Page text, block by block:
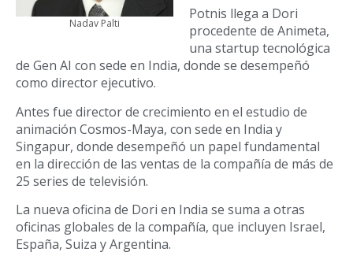
Nadav Palti
Potnis llega a Dori
procedente de Animeta,
una startup tecnológica
de Gen AI con sede en India, donde se desempeñó
como director ejecutivo.
Antes fue director de crecimiento en el estudio de
animación Cosmos-Maya, con sede en India y
Singapur, donde desempeñó un papel fundamental
en la dirección de las ventas de la compañía de más de
25 series de televisión.
La nueva oficina de Dori en India se suma a otras
oficinas globales de la compañía, que incluyen Israel,
España, Suiza y Argentina.